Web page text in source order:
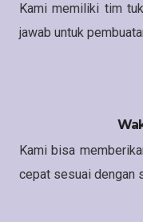
Kami memiliki tim
jawab untuk
Kami bisa
cepat sesuai dengan